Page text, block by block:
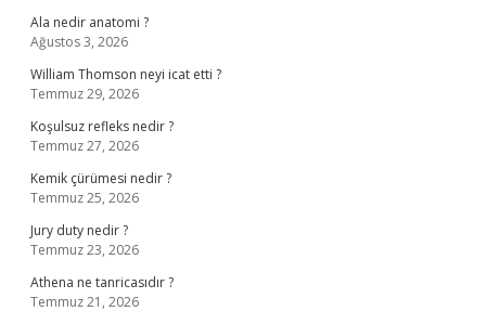
Ala nedir anatomi ?
Ağustos 3, 2026
William Thomson neyi icat etti ?
Temmuz 29, 2026
Koşulsuz refleks nedir ?
Temmuz 27, 2026
Kemik çürümesi nedir ?
Temmuz 25, 2026
Jury duty nedir ?
Temmuz 23, 2026
Athena ne tanricasıdır ?
Temmuz 21, 2026